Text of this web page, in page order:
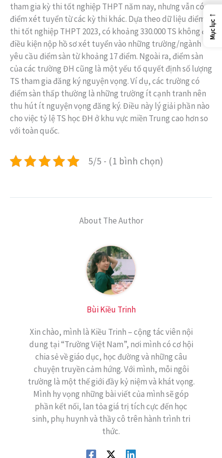
tham gia kỳ thi tốt nghiệp THPT năm nay, nhưng vẫn có
điểm xét tuyển từ các kỳ thi khác. Dựa theo dữ liệu điểm
thi tốt nghiệp THPT 2023, có khoảng 330.000 TS không đủ
điều kiện nộp hồ sơ xét tuyển vào những trường/ngành
yêu cầu điểm sàn từ khoảng 17 điểm. Ngoài ra, điểm sàn
của các trường ĐH cũng là một yếu tố quyết định số lượng
TS tham gia đăng ký nguyện vọng. Ví dụ, các trường có
điểm sàn thấp thường là những trường ít cạnh tranh nên
thu hút ít nguyện vọng đăng ký. Điều này lý giải phần nào
cho việc tỷ lệ TS học ĐH ở khu vực miền Trung cao hơn so
với toàn quốc.
5/5 - (1 bình chọn)
About The Author
Bùi Kiều Trinh
Xin chào, mình là Kiều Trinh – cộng tác viên nội
dung tại “Trường Việt Nam”, nơi mình có cơ hội
chia sẻ về giáo dục, học đường và những câu
chuyện truyền cảm hứng. Với mình, mỗi ngôi
trường là một thế giới đầy kỷ niệm và khát vọng.
Mình hy vọng những bài viết của mình sẽ góp
phần kết nối, lan tỏa giá trị tích cực đến học
sinh, phụ huynh và thầy cô trên hành trình tri
thức.
←
Mục lục